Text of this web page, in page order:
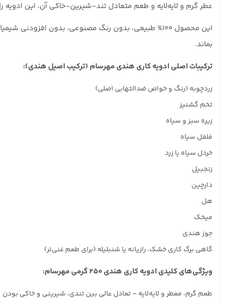
عطر گرم و لایه‌لایه و طعم متعادل تند-شیرین-خاکی آن، این ادویه
بماند.
ترکیبات اصلی ادویه کاری هندی مهرسام (ترکیب اصیل هندی):
زردچوبه (رنگ و خواص ضدالتهابی اصلی)
تخم گشنیز
زیره سبز و سیاه
فلفل سیاه
خردل سیاه یا زرد
زنجبیل
دارچین
هل
میخک
جوز هندی
گاهی برگ کاری خشک، رازیانه یا شنبلیله (برای طعم غنی‌تر)
ویژگی‌های کلیدی ادویه کاری هندی ۲۵۰ گرمی مهرسام:
طعم گرم، معطر و لایه‌لایه – تعادل عالی بین تندی، شیرینی و خاکی بودن